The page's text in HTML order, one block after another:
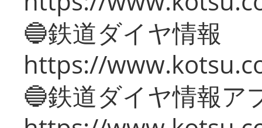
🔵鉄道ダイヤ情報
https://
🔵鉄道ダイヤ情報ア